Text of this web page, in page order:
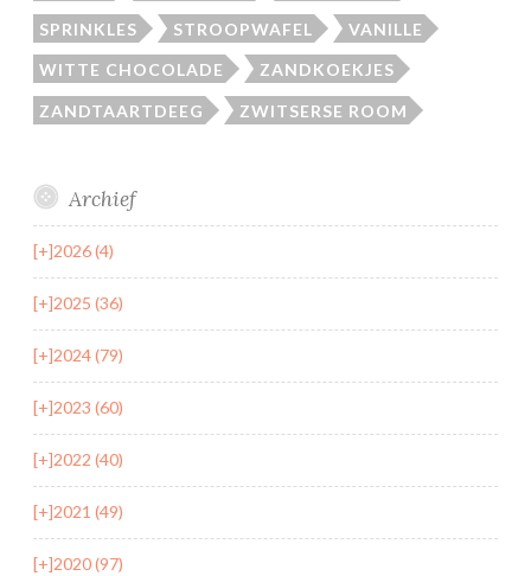
SPRINKLES STROOPWAFEL VANILLE
WITTE CHOCOLADE ZANDKOEKJES
ZANDTAARTDEEG ZWITSERSE ROOM
Archief
[+]2026 (4)
[+]2025 (36)
[+]2024 (79)
[+]2023 (60)
[+]2022 (40)
[+]2021 (49)
[+]2020 (97)